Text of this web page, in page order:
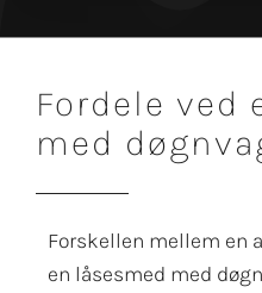
Fordele ved
med
Forskellen mellem en
en låsesmed med